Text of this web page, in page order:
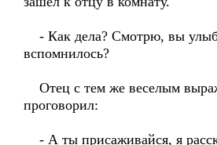
- Как дела? Смотрю, вы
вспомнилось?
Отец с тем же веселым
проговорил:
- А ты присаживайся, я